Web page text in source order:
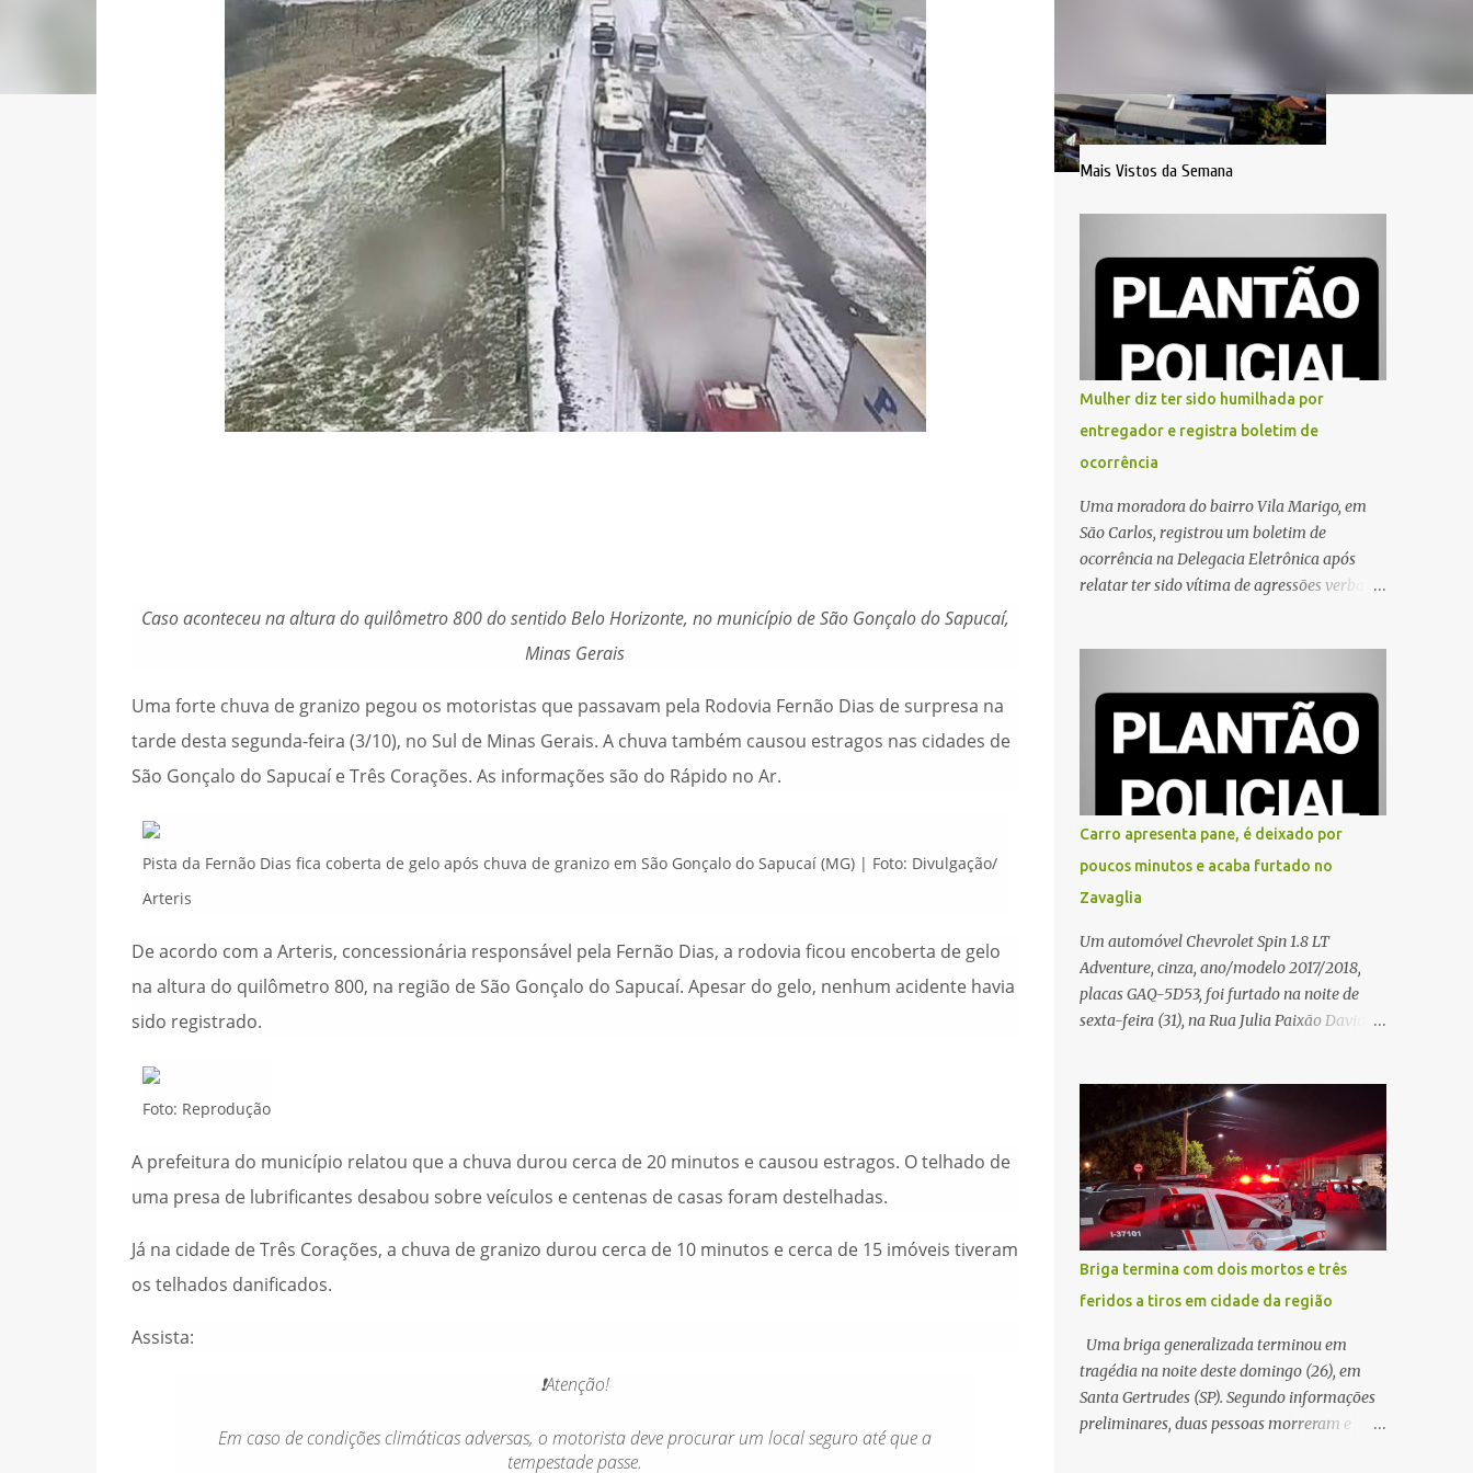
Caso aconteceu na altura do quilômetro 800 do sentido Belo Horizonte, no município de São Gonçalo do Sapucaí,
Minas Gerais
Uma forte chuva de granizo pegou os motoristas que passavam pela Rodovia Fernão Dias de surpresa na
tarde desta segunda-feira (3/10), no Sul de Minas Gerais. A chuva também causou estragos nas cidades de
São Gonçalo do Sapucaí e Três Corações. As informações são do Rápido no Ar.
Pista da Fernão Dias fica coberta de gelo após chuva de granizo em São Gonçalo do Sapucaí (MG) | Foto: Divulgação/
Arteris
De acordo com a Arteris, concessionária responsável pela Fernão Dias, a rodovia ficou encoberta de gelo
na altura do quilômetro 800, na região de São Gonçalo do Sapucaí. Apesar do gelo, nenhum acidente havia
sido registrado.
Foto: Reprodução
A prefeitura do município relatou que a chuva durou cerca de 20 minutos e causou estragos. O telhado de
uma presa de lubrificantes desabou sobre veículos e centenas de casas foram destelhadas.
Já na cidade de Três Corações, a chuva de granizo durou cerca de 10 minutos e cerca de 15 imóveis tiveram
os telhados danificados.
Assista:
❗️Atenção!
Em caso de condições climáticas adversas, o motorista deve procurar um local seguro até que a
tempestade passe.
Mais Vistos da Semana
Mulher diz ter sido humilhada por
entregador e registra boletim de
ocorrência
Uma moradora do bairro Vila Marigo, em
São Carlos, registrou um boletim de
ocorrência na Delegacia Eletrônica após
relatar ter sido vítima de agressões verbais
feira (31). A mulher afirmou que o
entregador teria acionado o interfone de
forma equivocada e, em seguida, passou a
atenção de moradores e de pessoas que
estavam nas proximidades. Ainda conforme
o registro policial, a vítima relatou que, ao
receber a entrega, voltou a ser ofendida com
palavras de baixo calão e insultos. Ela
que se sentiu ameaçada, coagida e
humilhada com a situação. Fonte: São
Carlos Agora
Carro apresenta pane, é deixado por
poucos minutos e acaba furtado no
Zavaglia
Um automóvel Chevrolet Spin 1.8 LT
Adventure, cinza, ano/modelo 2017/2018,
placas GAQ-5D53, foi furtado na noite de
sexta-feira (31), na Rua Julia Paixão David,
motorista seguia pela via quando o veículo
apresentou uma pane elétrica no painel,
deixando de funcionar e impossibilitando
uma nova partida. Ainda segundo o registro
policial, o condutor estacionou o carro,
certificou-se de que todas as portas estavam
trancadas, permaneceu com a chave de
ignição e se ausentou do local por cerca de
dez minutos para buscar ajuda. Ao retornar,
constatou que o automóvel havia
desaparecido. A vítima realizou buscas pelas
imediações, mas não conseguiu localizar o
veículo. Conforme o boletim, um menino de
Briga termina com dois mortos e três
feridos a tiros em cidade da região
Uma briga generalizada terminou em
tragédia na noite deste domingo (26), em
Santa Gertrudes (SP). Segundo informações
preliminares, duas pessoas morreram e